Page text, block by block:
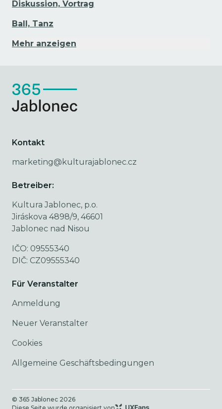
Diskussion, Vortrag
Ball, Tanz
Mehr anzeigen
Kontakt
marketing@kulturajablonec.cz
Betreiber:
Kultura Jablonec, p.o.
Jiráskova 4898/9, 46601
Jablonec nad Nisou
IČO: 09555340
DIČ: CZ09555340
Für Veranstalter
Anmeldung
Neuer Veranstalter
Cookies
Allgemeine Geschäftsbedingungen
© 365 Jablonec 2026